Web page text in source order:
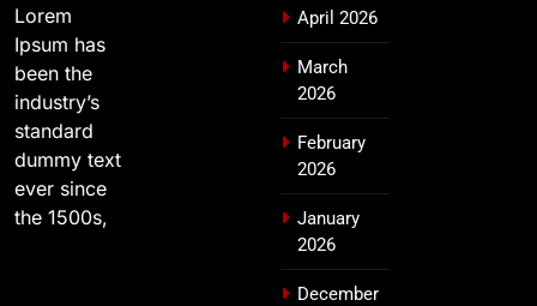
Lorem
Ipsum has
been the
industry’s
standard
dummy text
ever since
the 1500s,
April 2026
March
2026
February
2026
January
2026
December